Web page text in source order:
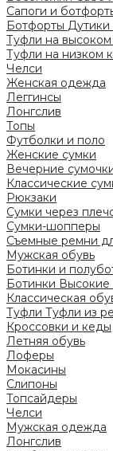
Сапоги и
Ботфорты Дутики
Туфли на высоком
Туфли на низком
Челси
Женская одежда
Леггинсы
Лонгслив
Топы
Футболки и поло
Женские сумки
Вечерние
Классические
Рюкзаки
Сумки через
Сумки-шопперы
Съемные ремни
Мужская обувь
Ботинки и
Ботинки Высокие
Классическая
Туфли Туфли из
Кроссовки и кеды
Летняя обувь
Лоферы
Мокасины
Слипоны
Топсайдеры
Челси
Мужская одежда
Лонгслив